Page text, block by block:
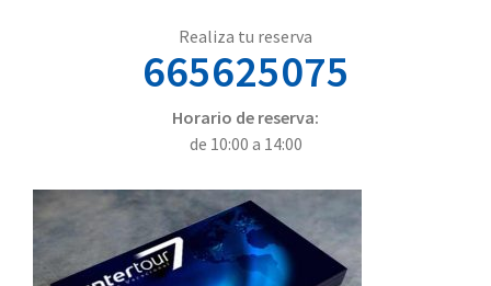
navigation
Realiza tu reserva
665625075
Horario de reserva:
de 10:00 a 14:00